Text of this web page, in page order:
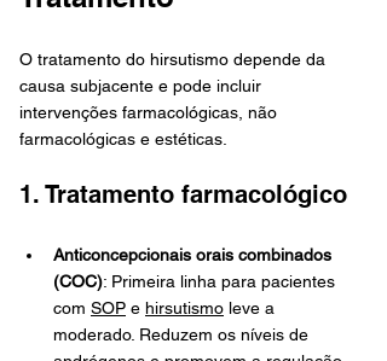
O tratamento do hirsutismo depende da
causa subjacente e pode incluir
intervenções farmacológicas, não
farmacológicas e estéticas.
1. Tratamento farmacológico
Anticoncepcionais orais combinados
(COC): Primeira linha para pacientes
com SOP e hirsutismo leve a
moderado. Reduzem os níveis de